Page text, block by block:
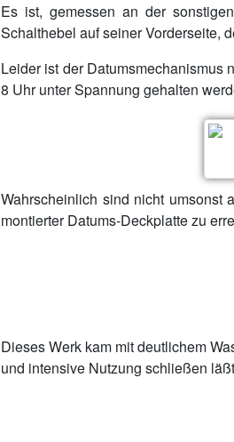
Es ist, gemessen an der
Schalthebel auf seiner Vorderseite,
Leider ist der Datumsmechanismus
8 Uhr unter Spannung gehalten
Wahrscheinlich sind nicht umsonst
montierter Datums-Deckplatte zu
Dieses Werk kam mit deutlichem
und intensive Nutzung schließen